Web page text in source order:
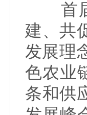
首届
建、共
发展理
色农业
条和供